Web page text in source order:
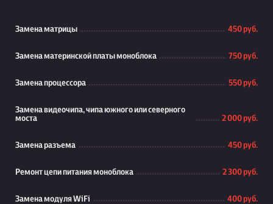
Замена матрицы 450 руб.
Замена материнской платы моноблока 750 руб.
Замена процессора 550 руб.
Замена видеочипа, чипа южного или северного
моста
2 000 руб.
Замена разъема 450 руб.
Ремонт цепи питания моноблока 2 300 руб.
Замена модуля WiFi 400 руб.